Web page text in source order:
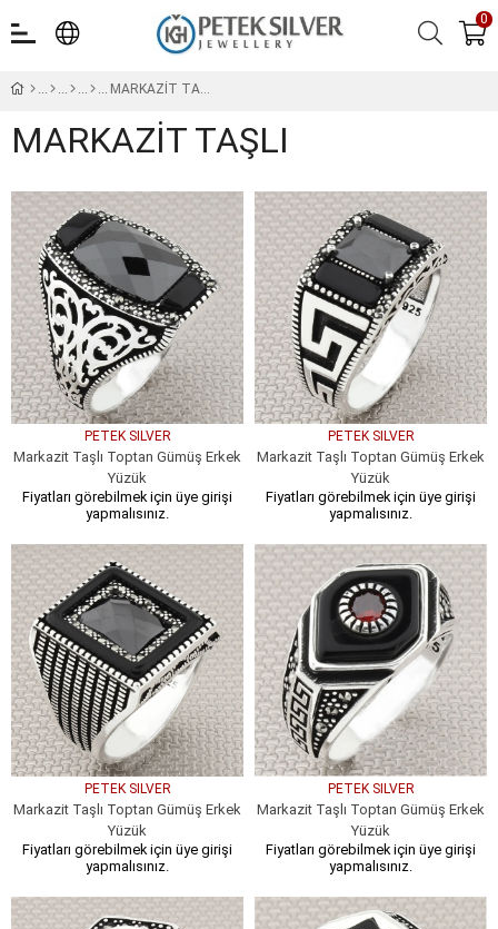
0
MARKAZİT TAŞLI
MARKAZİT TAŞLI
PETEK SILVER
Markazit Taşlı Toptan Gümüş Erkek
Yüzük
Fiyatları görebilmek için üye girişi
yapmalısınız.
PETEK SILVER
Markazit Taşlı Toptan Gümüş Erkek
Yüzük
Fiyatları görebilmek için üye girişi
yapmalısınız.
PETEK SILVER
Markazit Taşlı Toptan Gümüş Erkek
Yüzük
Fiyatları görebilmek için üye girişi
yapmalısınız.
PETEK SILVER
Markazit Taşlı Toptan Gümüş Erkek
Yüzük
Fiyatları görebilmek için üye girişi
yapmalısınız.